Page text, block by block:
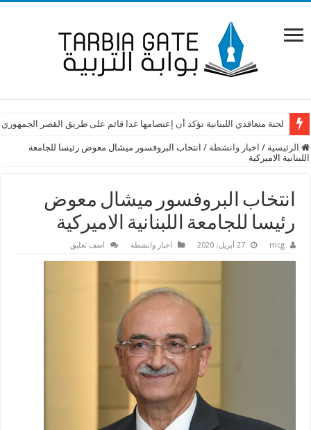
لجنة متعاقدي اللبنانية تؤكد أن إعتصامها غدا قائم على طريق القصر الجمهوري
الرئيسية / اخبار وانشطة / انتخاب البروفسور ميشال معوض رئيسا للجامعة
اللبنانية الاميركية
انتخاب البروفسور ميشال معوض
رئيسا للجامعة اللبنانية الاميركية
mcg 27 أبريل، 2020 اخبار وانشطة اضف تعليق